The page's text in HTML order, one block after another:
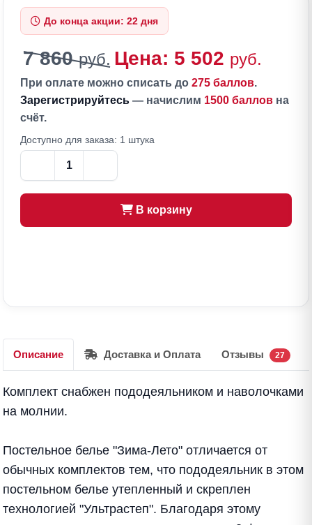
До конца акции: 22 дня
7 860руб. Цена: 5 502 руб.
При оплате можно списать до 275 баллов.
Зарегистрируйтесь — начислим 1500 баллов на
счёт.
Доступно для заказа: 1 штука
В корзину
Описание Доставка и Оплата Отзывы 27
Комплект снабжен пододеяльником и наволочками
на молнии.
Постельное белье "Зима-Лето" отличается от
обычных комплектов тем, что пододеяльник в этом
постельном белье утепленный и скреплен
технологией "Ультрастеп". Благодаря этому